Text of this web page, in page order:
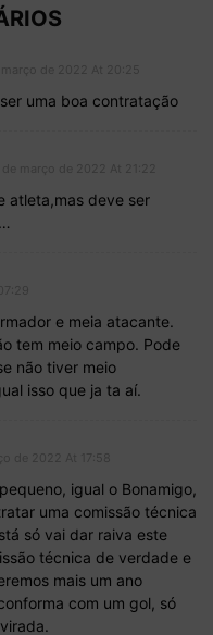
uma boa contratação
atleta,mas deve ser
e meia atacante.
tem meio campo. Pode
não tiver meio
isso que ja ta aí.
igual o Bonamigo,
uma comissão técnica
só vai dar raiva este
técnica de verdade e
mais um ano
com um gol, só